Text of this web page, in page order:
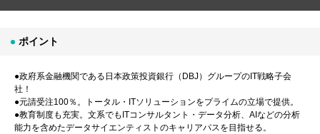
ポイント
●政府系金融機関である日本政策投資銀行（DBJ）グループのIT戦略子会
社！
●元請受注100％。トータル・ITソリューションをプライムの立場で提供。
●教育制度も充実。文系でもITコンサルタント・データ分析、AIなどの分析
能力を含めたデータサイエンティストのキャリアパスを目指せる。